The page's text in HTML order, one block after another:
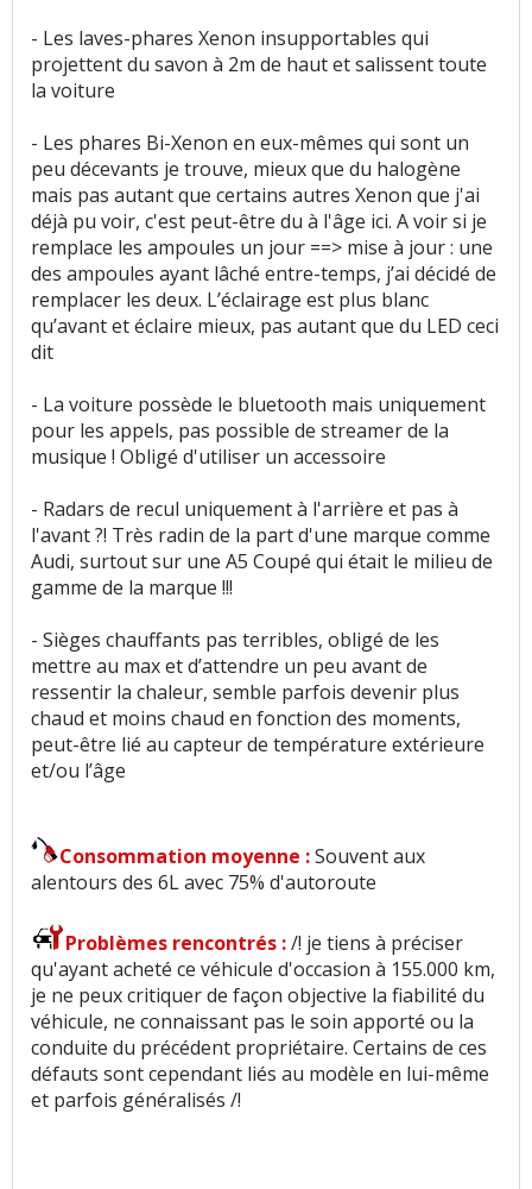
- Les laves-phares Xenon insupportables qui
projettent du savon à 2m de haut et salissent toute
la voiture
- Les phares Bi-Xenon en eux-mêmes qui sont un
peu décevants je trouve, mieux que du halogène
mais pas autant que certains autres Xenon que j'ai
déjà pu voir, c'est peut-être du à l'âge ici. A voir si je
remplace les ampoules un jour ==> mise à jour : une
des ampoules ayant lâché entre-temps, j’ai décidé de
remplacer les deux. L’éclairage est plus blanc
qu’avant et éclaire mieux, pas autant que du LED ceci
dit
- La voiture possède le bluetooth mais uniquement
pour les appels, pas possible de streamer de la
musique ! Obligé d'utiliser un accessoire
- Radars de recul uniquement à l'arrière et pas à
l'avant ?! Très radin de la part d'une marque comme
Audi, surtout sur une A5 Coupé qui était le milieu de
gamme de la marque !!!
- Sièges chauffants pas terribles, obligé de les
mettre au max et d’attendre un peu avant de
ressentir la chaleur, semble parfois devenir plus
chaud et moins chaud en fonction des moments,
peut-être lié au capteur de température extérieure
et/ou l’âge
Consommation moyenne :Souvent aux
alentours des 6L avec 75% d'autoroute
Problèmes rencontrés :/! je tiens à préciser
qu'ayant acheté ce véhicule d'occasion à 155.000 km,
je ne peux critiquer de façon objective la fiabilité du
véhicule, ne connaissant pas le soin apporté ou la
conduite du précédent propriétaire. Certains de ces
défauts sont cependant liés au modèle en lui-même
et parfois généralisés /!